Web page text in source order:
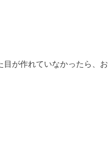
が作れていなかったら、お